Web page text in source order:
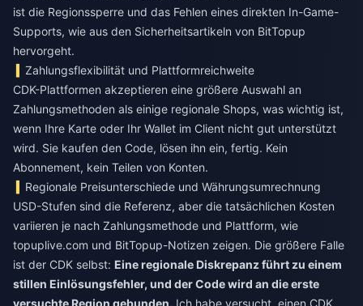
ist die Regionssperre und das Fehlen eines direkten In-Game-
Supports, wie aus den Sicherheitsartikeln von BitTopup
hervorgeht.
Zahlungsflexibilität und Plattformreichweite
CDK-Plattformen akzeptieren eine größere Auswahl an
Zahlungsmethoden als einige regionale Shops, was wichtig ist,
wenn Ihre Karte oder Ihr Wallet im Client nicht gut unterstützt
wird. Sie kaufen den Code, lösen ihn ein, fertig. Kein
Abonnement, kein Teilen von Konten.
Regionale Preisunterschiede und Währungsumrechnung
USD-Stufen sind die Referenz, aber die tatsächlichen Kosten
variieren je nach Zahlungsmethode und Plattform, wie
topuplive.com und BitTopup-Notizen zeigen. Die größere Falle
ist der CDK selbst: Eine regionale Diskrepanz führt zu einem
stillen Einlösungsfehler, und der Code wird an die erste
versuchte Region gebunden. Ich habe versucht, einen CDK